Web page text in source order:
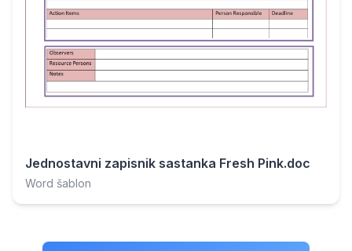
Jednostavni zapisnik sastanka Fresh Pink.doc
Word šablon